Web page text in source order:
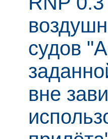
судов
вне